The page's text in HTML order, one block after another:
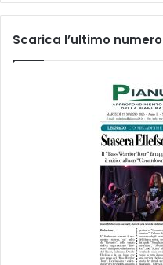
Scarica l’ultimo numero